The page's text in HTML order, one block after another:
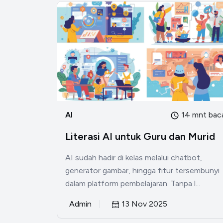
AI 14 mnt
Literasi AI untuk Guru dan Murid
AI sudah hadir di kelas melalui chatbot,
generator gambar, hingga fitur tersembunyi
dalam platform pembelajaran. Tanpa l...
Admin 13 Nov 2025